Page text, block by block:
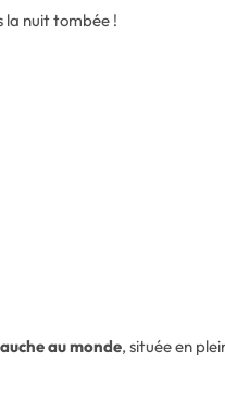
la nuit tombée !
au monde, située en